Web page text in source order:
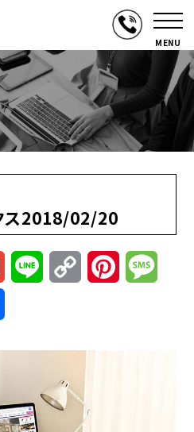
MENU
ス2018/02/20
Gmail Line
Copy
Link
Pinterest